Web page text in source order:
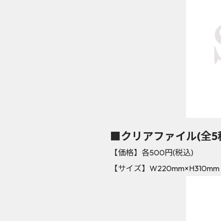
■クリアファイル(全5
【価格】各500円(税込)
【サイズ】W220mm×H310mm